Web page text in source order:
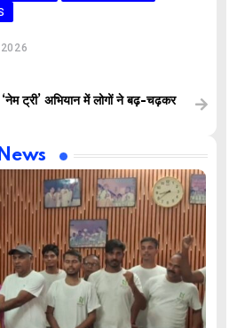
‘नेम ट्री’ अभियान में लोगों ने बढ़-चढ़कर